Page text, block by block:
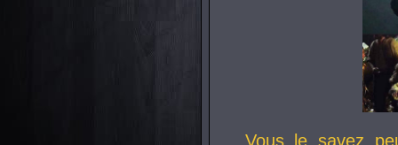
Vous le savez